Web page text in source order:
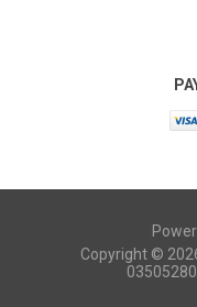
Copyright ©